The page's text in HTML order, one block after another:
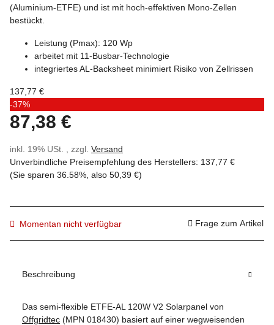
(Aluminium-ETFE) und ist mit hoch-effektiven Mono-Zellen
bestückt.
Leistung (Pmax): 120 Wp
arbeitet mit 11-Busbar-Technologie
integriertes AL-Backsheet minimiert Risiko von Zellrissen
137,77 €
-37%
87,38 €
inkl. 19% USt. , zzgl. Versand
Unverbindliche Preisempfehlung des Herstellers: 137,77 €
(Sie sparen 36.58% , also 50,39 €)
Momentan nicht verfügbar Frage zum Artikel
Beschreibung
Das semi-flexible ETFE-AL 120W V2 Solarpanel von
Offgridtec (MPN 018430) basiert auf einer wegweisenden